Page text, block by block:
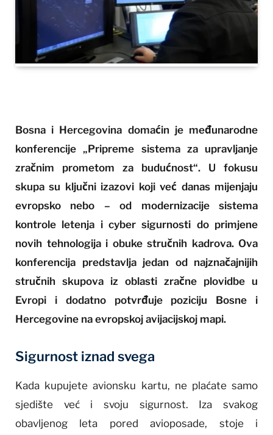
Bosna i Hercegovina domaćin je međunarodne
konferencije „Pripreme sistema za upravljanje
zračnim prometom za budućnost“. U fokusu
skupa su ključni izazovi koji već danas mijenjaju
evropsko nebo – od modernizacije sistema
kontrole letenja i cyber sigurnosti do primjene
novih tehnologija i obuke stručnih kadrova. Ova
konferencija predstavlja jedan od najznačajnijih
stručnih skupova iz oblasti zračne plovidbe u
Evropi i dodatno potvrđuje poziciju Bosne i
Hercegovine na evropskoj avijacijskoj mapi.
Sigurnost iznad svega
Kada kupujete avionsku kartu, ne plaćate samo
sjedište već i svoju sigurnost. Iza svakog
obavljenog leta pored avioposade, stoje i